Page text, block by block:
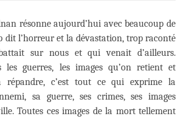
résonne aujourd’hui avec beaucoup de
dit l’horreur et la dévastation, trop raconté
sur nous et qui venait d’ailleurs.
les guerres, les images qu’on retient et
répandre, c’est tout ce qui exprime la
sa guerre, ses crimes, ses images
Toutes ces images de la mort tellement